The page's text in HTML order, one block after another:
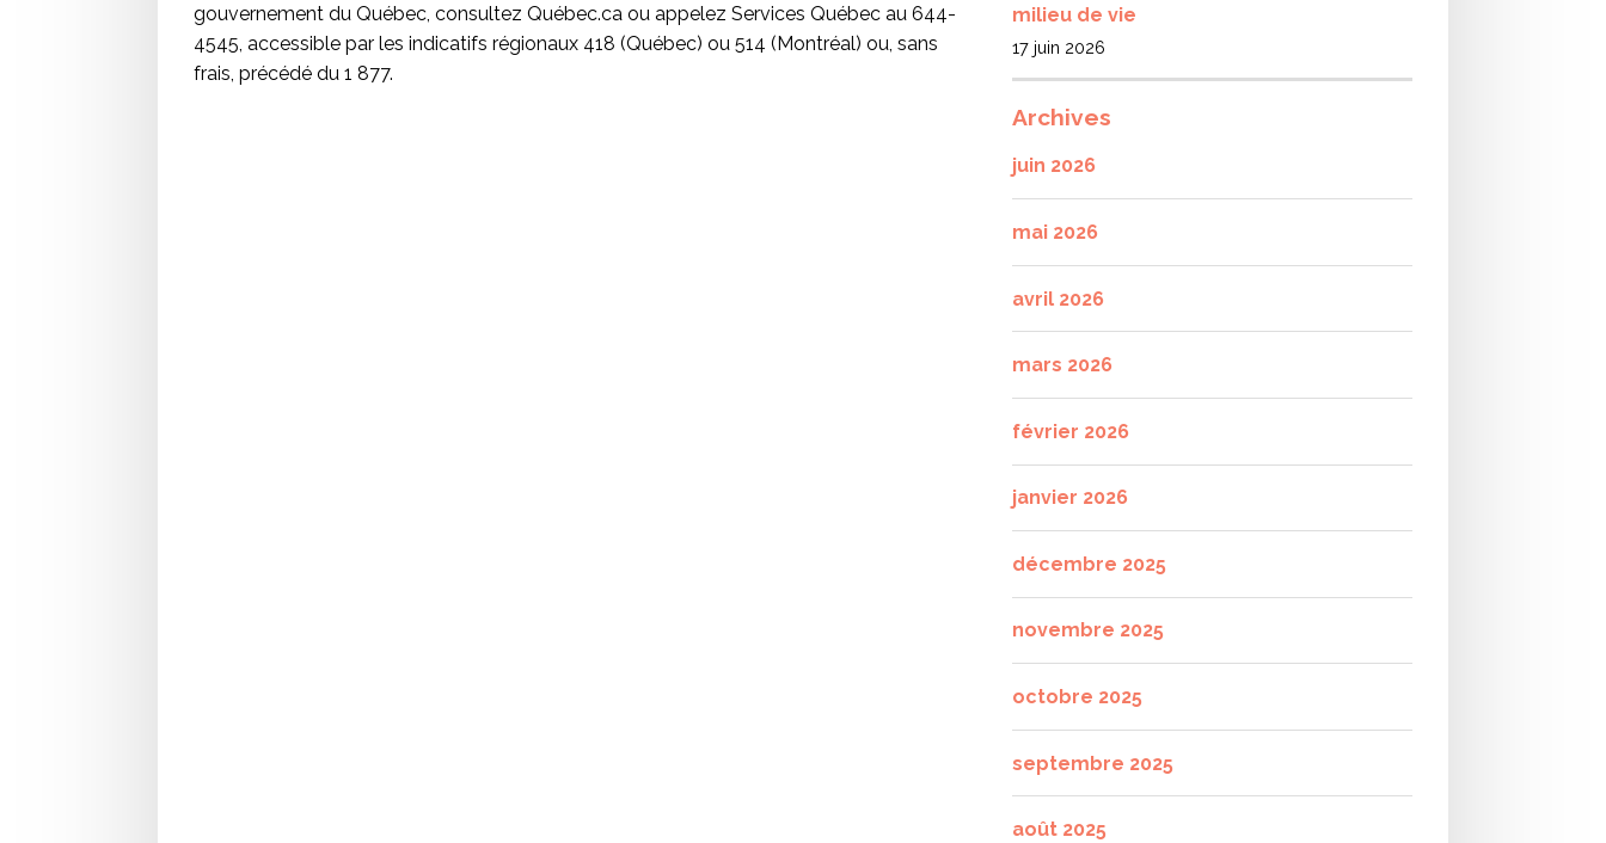
gouvernement du Québec, consultez Québec.ca ou appelez Services Québec au 644-
4545, accessible par les indicatifs régionaux 418 (Québec) ou 514 (Montréal) ou, sans
frais, précédé du 1 877.
milieu de vie
17 juin 2026
Archives
juin 2026
mai 2026
avril 2026
mars 2026
février 2026
janvier 2026
décembre 2025
novembre 2025
octobre 2025
septembre 2025
août 2025